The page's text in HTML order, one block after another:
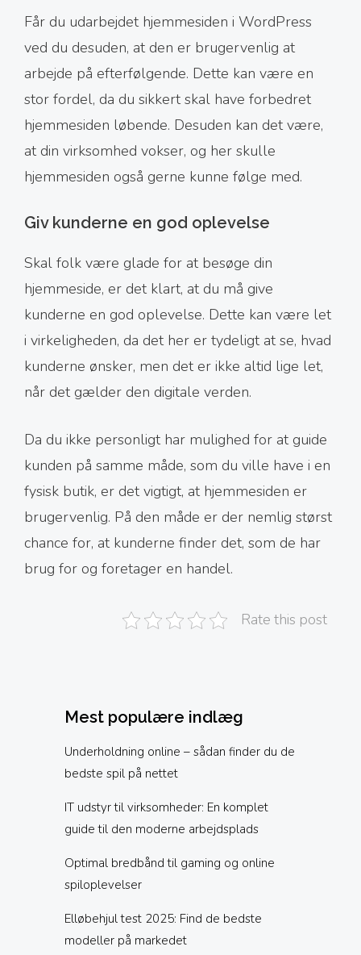
Får du udarbejdet hjemmesiden i WordPress
ved du desuden, at den er brugervenlig at
arbejde på efterfølgende. Dette kan være en
stor fordel, da du sikkert skal have forbedret
hjemmesiden løbende. Desuden kan det være,
at din virksomhed vokser, og her skulle
hjemmesiden også gerne kunne følge med.
Giv kunderne en god oplevelse
Skal folk være glade for at besøge din
hjemmeside, er det klart, at du må give
kunderne en god oplevelse. Dette kan være let
i virkeligheden, da det her er tydeligt at se, hvad
kunderne ønsker, men det er ikke altid lige let,
når det gælder den digitale verden.
Da du ikke personligt har mulighed for at guide
kunden på samme måde, som du ville have i en
fysisk butik, er det vigtigt, at hjemmesiden er
brugervenlig. På den måde er der nemlig størst
chance for, at kunderne finder det, som de har
brug for og foretager en handel.
Rate this post
Mest populære indlæg
Underholdning online – sådan finder du de
bedste spil på nettet
IT udstyr til virksomheder: En komplet
guide til den moderne arbejdsplads
Optimal bredbånd til gaming og online
spiloplevelser
Elløbehjul test 2025: Find de bedste
modeller på markedet